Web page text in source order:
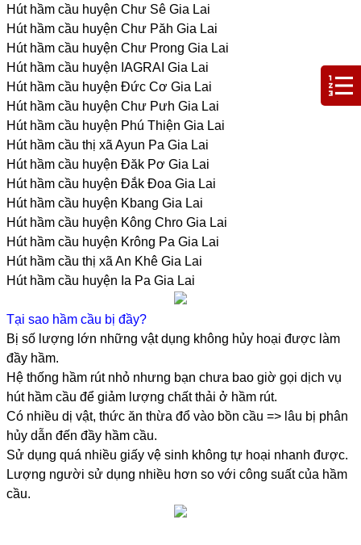
Hút hầm cầu huyện Chư Sê Gia Lai
Hút hầm cầu huyện Chư Păh Gia Lai
Hút hầm cầu huyện Chư Prong Gia Lai
Hút hầm cầu huyện IAGRAI Gia Lai
Hút hầm cầu huyện Đức Cơ Gia Lai
Hút hầm cầu huyện Chư Pưh Gia Lai
Hút hầm cầu huyện Phú Thiện Gia Lai
Hút hầm cầu thị xã Ayun Pa Gia Lai
Hút hầm cầu huyện Đăk Pơ Gia Lai
Hút hầm cầu huyện Đắk Đoa Gia Lai
Hút hầm cầu huyện Kbang Gia Lai
Hút hầm cầu huyện Kông Chro Gia Lai
Hút hầm cầu huyện Krông Pa Gia Lai
Hút hầm cầu thị xã An Khê Gia Lai
Hút hầm cầu huyện Ia Pa Gia Lai
Tại sao hầm cầu bị đầy?
Bị số lượng lớn những vật dụng không hủy hoại được làm
đầy hầm.
Hệ thống hầm rút nhỏ nhưng bạn chưa bao giờ gọi dịch vụ
hút hầm cầu để giảm lượng chất thải ở hầm rút.
Có nhiều dị vật, thức ăn thừa đổ vào bồn cầu => lâu bị phân
hủy dẫn đến đầy hầm cầu.
Sử dụng quá nhiều giấy vệ sinh không tự hoại nhanh được.
Lượng người sử dụng nhiều hơn so với công suất của hầm
cầu.